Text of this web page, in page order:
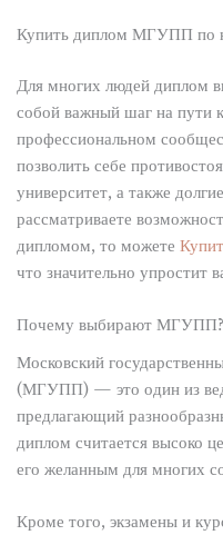
Купить диплом МГУПП по
Для многих людей диплом
собой важный шаг на пути
профессиональном
позволить себе
университет, а также
рассматриваете
дипломом, то можете
что значительно упростит
Почему выбирают МГУПП?
Московский
(МГУПП) — это один из
предлагающий
диплом считается высоко
его желанным для многих
Кроме того, экзамены и